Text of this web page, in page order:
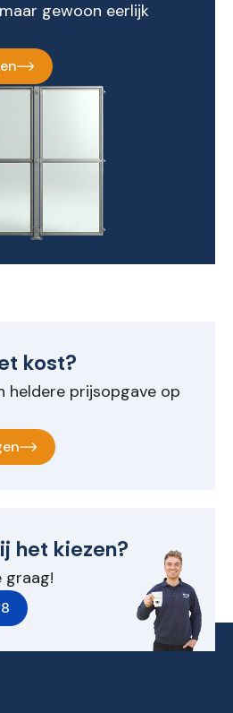
gewoon eerlijk
kost?
heldere prijsopgave op
het kiezen?
graag!